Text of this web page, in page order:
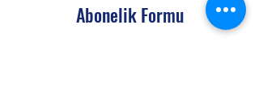
Abonelik Formu